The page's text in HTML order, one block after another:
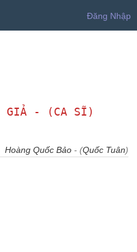
Đăng Nhập
GIẢ - (CA SĨ)
Hoàng Quốc Bảo - (Quốc Tuân)